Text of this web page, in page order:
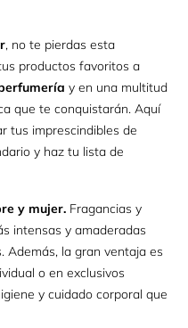
, no te pierdas esta
productos favoritos a
y en una multitud
que te conquistarán. Aquí
tus imprescindibles de
y haz tu lista de
y mujer. Fragancias y
intensas y amaderadas
Además, la gran ventaja es
o en exclusivos
y cuidado corporal que